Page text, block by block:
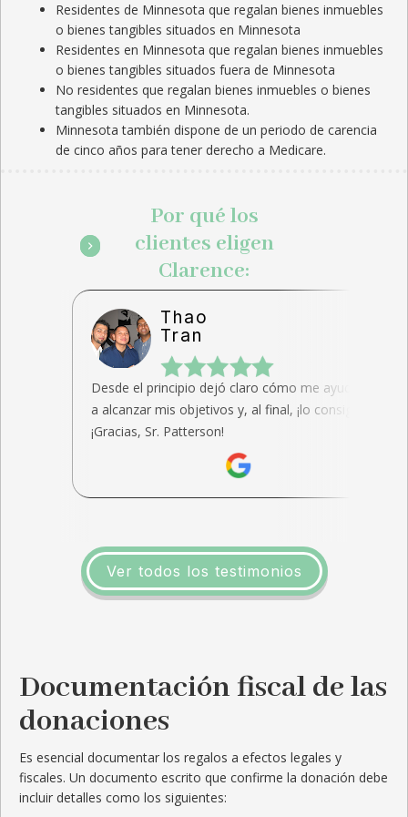
Residentes de Minnesota que regalan bienes inmuebles
o bienes tangibles situados en Minnesota
Residentes en Minnesota que regalan bienes inmuebles
o bienes tangibles situados fuera de Minnesota
No residentes que regalan bienes inmuebles o bienes
tangibles situados en Minnesota.
Minnesota también dispone de un periodo de carencia
de cinco años para tener derecho a Medicare.
Por qué los
clientes eligen
Clarence:
Thao
Tran
Desde el principio dejó claro cómo me ayudaría
a alcanzar mis objetivos y, al final, ¡lo consiguió!
¡Gracias, Sr. Patterson!
Ver todos los testimonios
Documentación fiscal de las
donaciones
Es esencial documentar los regalos a efectos legales y
fiscales. Un documento escrito que confirme la donación debe
incluir detalles como los siguientes: